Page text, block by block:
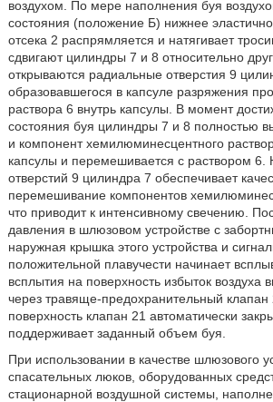
воздухом. По мере наполнения буя
состояния (положение Б) нижнее
отсека 2 распрямляется и натягивает
сдвигают цилиндры 7 и 8 относительно
открываются радиальные отверстия 9
образовавшегося в капсуле разряжения
раствора 6 внутрь капсулы. В момент
состояния буя цилиндры 7 и 8 полностью
и компонент хемилюминесцентного
капсулы и перемешивается с раствором
отверстий 9 цилиндра 7 обеспечивает
перемешивание компонентов
что приводит к интенсивному свечению.
давления в шлюзовом устройстве с
наружная крышка этого устройства и
положительной плавучести начинает
всплытия на поверхность избыток воздуха
через травяще-предохранительный
поверхность клапан 21 автоматически
поддерживает заданный объем буя.
При использовании в качестве шлюзового
спасательных люков, оборудованных
стационарной воздушной системы,